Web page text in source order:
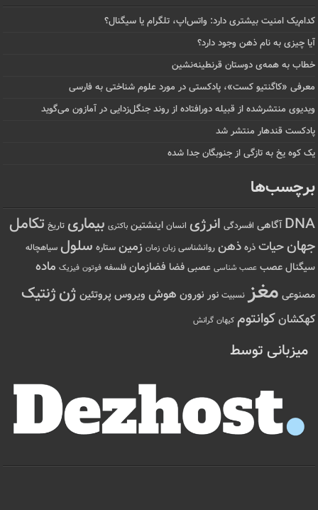
کدام‌یک امنیت بیشتری دارد: واتس‌اپ، تلگرام یا سیگنال؟
آیا چیزی به نام ذهن وجود دارد؟
خطاب به همه‌ی دوستان قرنطینه‌نشین
معرفی «کاگنتیو کست»، پادکستی در مورد علوم شناختی به فارسی
ویدیوی منتشرشده از قبیله دورافتاده‌ از روند جنگل‌زدایی در آمازون می‌گوید
پادکست قندهار منتشر شد
یک کوه یخ به تازگی از جنوبگان جدا شده
برچسب‌ها
DNA آگاهی افسردگی انرژی انسان اینشتین باکتری بیماری تاریخ تکامل
جهانحیات ذره ذهن روانشناسی زبان زمان زمین ستاره سلول سیاهچاله
سیگنال عصب عصب شناسی عصبی فضا فضازمان فلسفه فوتون فیزیک ماده
مصنوعی مغز نسبیت نور نورون هوش ویروس پروتئین ژنژنتیک
کهکشانکوانتوم کیهان گرانش
میزبانی توسط